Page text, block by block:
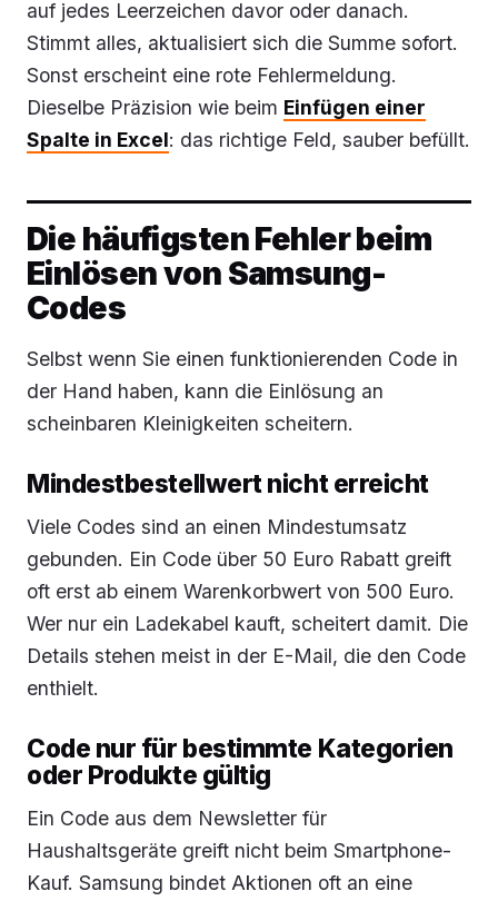
auf jedes Leerzeichen davor oder danach.
Stimmt alles, aktualisiert sich die Summe sofort.
Sonst erscheint eine rote Fehlermeldung.
Dieselbe Präzision wie beim Einfügen einer
Spalte in Excel: das richtige Feld, sauber befüllt.
Die häufigsten Fehler beim
Einlösen von Samsung-
Codes
Selbst wenn Sie einen funktionierenden Code in
der Hand haben, kann die Einlösung an
scheinbaren Kleinigkeiten scheitern.
Mindestbestellwert nicht erreicht
Viele Codes sind an einen Mindestumsatz
gebunden. Ein Code über 50 Euro Rabatt greift
oft erst ab einem Warenkorbwert von 500 Euro.
Wer nur ein Ladekabel kauft, scheitert damit. Die
Details stehen meist in der E-Mail, die den Code
enthielt.
Code nur für bestimmte Kategorien
oder Produkte gültig
Ein Code aus dem Newsletter für
Haushaltsgeräte greift nicht beim Smartphone-
Kauf. Samsung bindet Aktionen oft an eine